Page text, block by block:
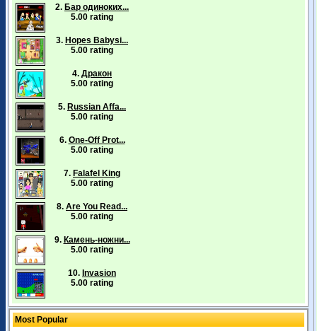
2. Бар одиноких...
5.00 rating
3. Hopes Babysi...
5.00 rating
4. Дракон
5.00 rating
5. Russian Affa...
5.00 rating
6. One-Off Prot...
5.00 rating
7. Falafel King
5.00 rating
8. Are You Read...
5.00 rating
9. Камень-ножни...
5.00 rating
10. Invasion
5.00 rating
Most Popular